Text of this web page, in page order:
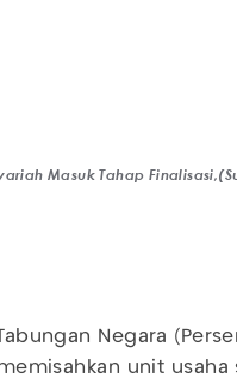
Masuk Tahap
Negara
unit